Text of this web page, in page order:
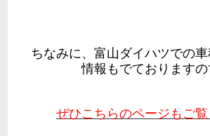
ちなみに、富山ダイハツでの
情報もでておりますの
ぜひこちらのページもご